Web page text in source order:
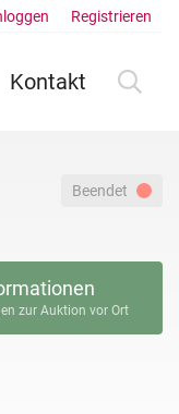
Kontakt
Registrieren
Beendet
zur Auktion vor Ort